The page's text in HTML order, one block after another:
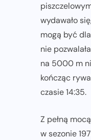
wydawało
mogą być
nie
na 5000 m
kończąc
czasie 14:35.
Z pełną
w sezonie